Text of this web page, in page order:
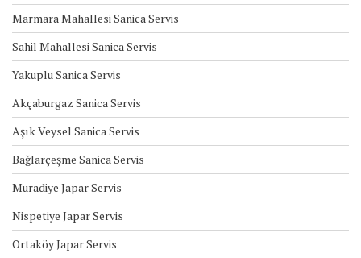
Marmara Mahallesi Sanica Servis
Sahil Mahallesi Sanica Servis
Yakuplu Sanica Servis
Akçaburgaz Sanica Servis
Aşık Veysel Sanica Servis
Bağlarçeşme Sanica Servis
Muradiye Japar Servis
Nispetiye Japar Servis
Ortaköy Japar Servis